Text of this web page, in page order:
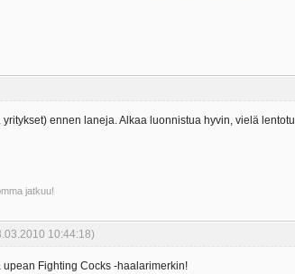
ennen laneja. Alkaa luonnistua hyvin, vielä
jatkuu!
10:44:18)
Fighting Cocks -haalarimerkin!